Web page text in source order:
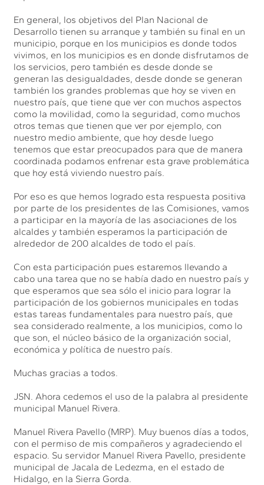
En general, los objetivos del Plan Nacional de
Desarrollo tienen su arranque y también su final en un
municipio, porque en los municipios es donde todos
vivimos, en los municipios es en donde disfrutamos de
los servicios, pero también es desde donde se
generan las desigualdades, desde donde se generan
también los grandes problemas que hoy se viven en
nuestro país, que tiene que ver con muchos aspectos
como la movilidad, como la seguridad, como muchos
otros temas que tienen que ver por ejemplo, con
nuestro medio ambiente, que hoy desde luego
tenemos que estar preocupados para que de manera
coordinada podamos enfrenar esta grave problemática
que hoy está viviendo nuestro país.
Por eso es que hemos logrado esta respuesta positiva
por parte de los presidentes de las Comisiones, vamos
a participar en la mayoría de las asociaciones de los
alcaldes y también esperamos la participación de
alrededor de 200 alcaldes de todo el país.
Con esta participación pues estaremos llevando a
cabo una tarea que no se había dado en nuestro país y
que esperamos que sea sólo el inicio para lograr la
participación de los gobiernos municipales en todas
estas tareas fundamentales para nuestro país, que
sea considerado realmente, a los municipios, como lo
que son, el núcleo básico de la organización social,
económica y política de nuestro país.
Muchas gracias a todos.
JSN. Ahora cedemos el uso de la palabra al presidente
municipal Manuel Rivera.
Manuel Rivera Pavello (MRP). Muy buenos días a todos,
con el permiso de mis compañeros y agradeciendo el
espacio. Su servidor Manuel Rivera Pavello, presidente
municipal de Jacala de Ledezma, en el estado de
Hidalgo, en la Sierra Gorda.